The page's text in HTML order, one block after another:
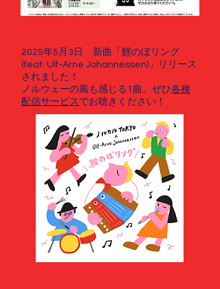
2025年5月3日 新曲「鯉のぼリング
(feat. Ulf-Arne Johannessen)」リリース
されました！
ノルウェーの風も感じる1曲、ぜひ各種
配信サービス でお聴きください！